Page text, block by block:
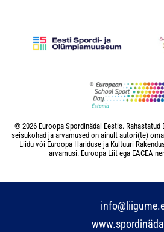
© 2026 Euroopa Spordinädal Eestis.
seisukohad ja arvamused on ainult autori(te)
Liidu või Euroopa Hariduse ja Kultuuri
arvamusi. Euroopa Liit ega EACEA